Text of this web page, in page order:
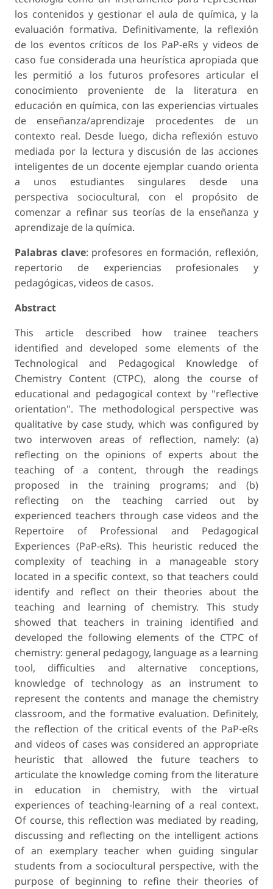
los contenidos y gestionar el aula de química, y la
evaluación formativa. Definitivamente, la reflexión
de los eventos críticos de los PaP-eRs y videos de
caso fue considerada una heurística apropiada que
les permitió a los futuros profesores articular el
conocimiento proveniente de la literatura en
educación en química, con las experiencias virtuales
de enseñanza/aprendizaje procedentes de un
contexto real. Desde luego, dicha reflexión estuvo
mediada por la lectura y discusión de las acciones
inteligentes de un docente ejemplar cuando orienta
a unos estudiantes singulares desde una
perspectiva sociocultural, con el propósito de
comenzar a refinar sus teorías de la enseñanza y
aprendizaje de la química.
Palabras clave: profesores en formación, reflexión,
repertorio de experiencias profesionales y
pedagógicas, videos de casos.
Abstract
This article described how trainee teachers
identified and developed some elements of the
Technological and Pedagogical Knowledge of
Chemistry Content (CTPC), along the course of
educational and pedagogical context by "reflective
orientation". The methodological perspective was
qualitative by case study, which was configured by
two interwoven areas of reflection, namely: (a)
reflecting on the opinions of experts about the
teaching of a content, through the readings
proposed in the training programs; and (b)
reflecting on the teaching carried out by
experienced teachers through case videos and the
Repertoire of Professional and Pedagogical
Experiences (PaP-eRs). This heuristic reduced the
complexity of teaching in a manageable story
located in a specific context, so that teachers could
identify and reflect on their theories about the
teaching and learning of chemistry. This study
showed that teachers in training identified and
developed the following elements of the CTPC of
chemistry: general pedagogy, language as a learning
tool, difficulties and alternative conceptions,
knowledge of technology as an instrument to
represent the contents and manage the chemistry
classroom, and the formative evaluation. Definitely,
the reflection of the critical events of the PaP-eRs
and videos of cases was considered an appropriate
heuristic that allowed the future teachers to
articulate the knowledge coming from the literature
in education in chemistry, with the virtual
experiences of teaching-learning of a real context.
Of course, this reflection was mediated by reading,
discussing and reflecting on the intelligent actions
of an exemplary teacher when guiding singular
students from a sociocultural perspective, with the
purpose of beginning to refine their theories of